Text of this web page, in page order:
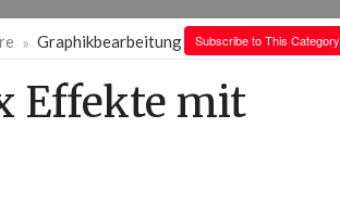
Graphikbearbeitung Subscribe to This Category
Effekte mit